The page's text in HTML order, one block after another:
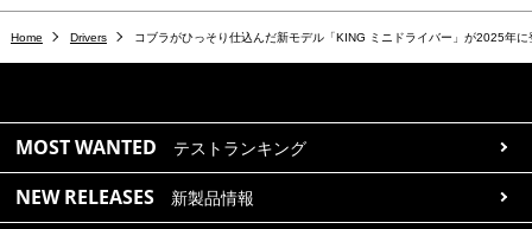
Home Drivers コブラがひっそり仕込んだ新モデル「KING ミニドライバー」が2025年に
MOST WANTED テストランキング
NEW RELEASES 新製品情報